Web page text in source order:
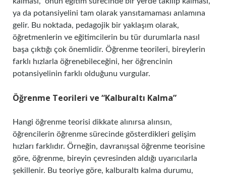
ya da potansiyelini tam olarak yansıtamaması anlamına
gelir. Bu noktada, pedagojik bir yaklaşım olarak,
öğretmenlerin ve eğitimcilerin bu tür durumlarla nasıl
başa çıktığı çok önemlidir. Öğrenme teorileri, bireylerin
farklı hızlarla öğrenebileceğini, her öğrencinin
potansiyelinin farklı olduğunu vurgular.
Öğrenme Teorileri ve “Kalburaltı Kalma”
Hangi öğrenme teorisi dikkate alınırsa alınsın,
öğrencilerin öğrenme sürecinde gösterdikleri gelişim
hızları farklıdır. Örneğin, davranışsal öğrenme teorisine
göre, öğrenme, bireyin çevresinden aldığı uyarıcılarla
şekillenir. Bu teoriye göre, kalburaltı kalma durumu,